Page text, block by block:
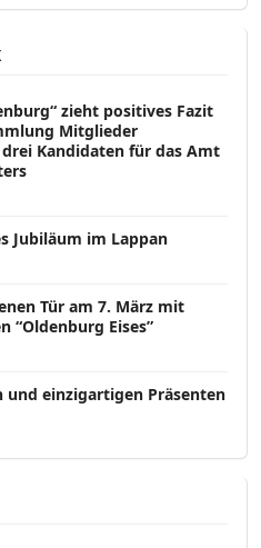
zieht positives Fazit
Mitglieder
Kandidaten für das Amt
Jubiläum im Lappan
Tür am 7. März mit
“Oldenburg Eises”
und einzigartigen Präsenten